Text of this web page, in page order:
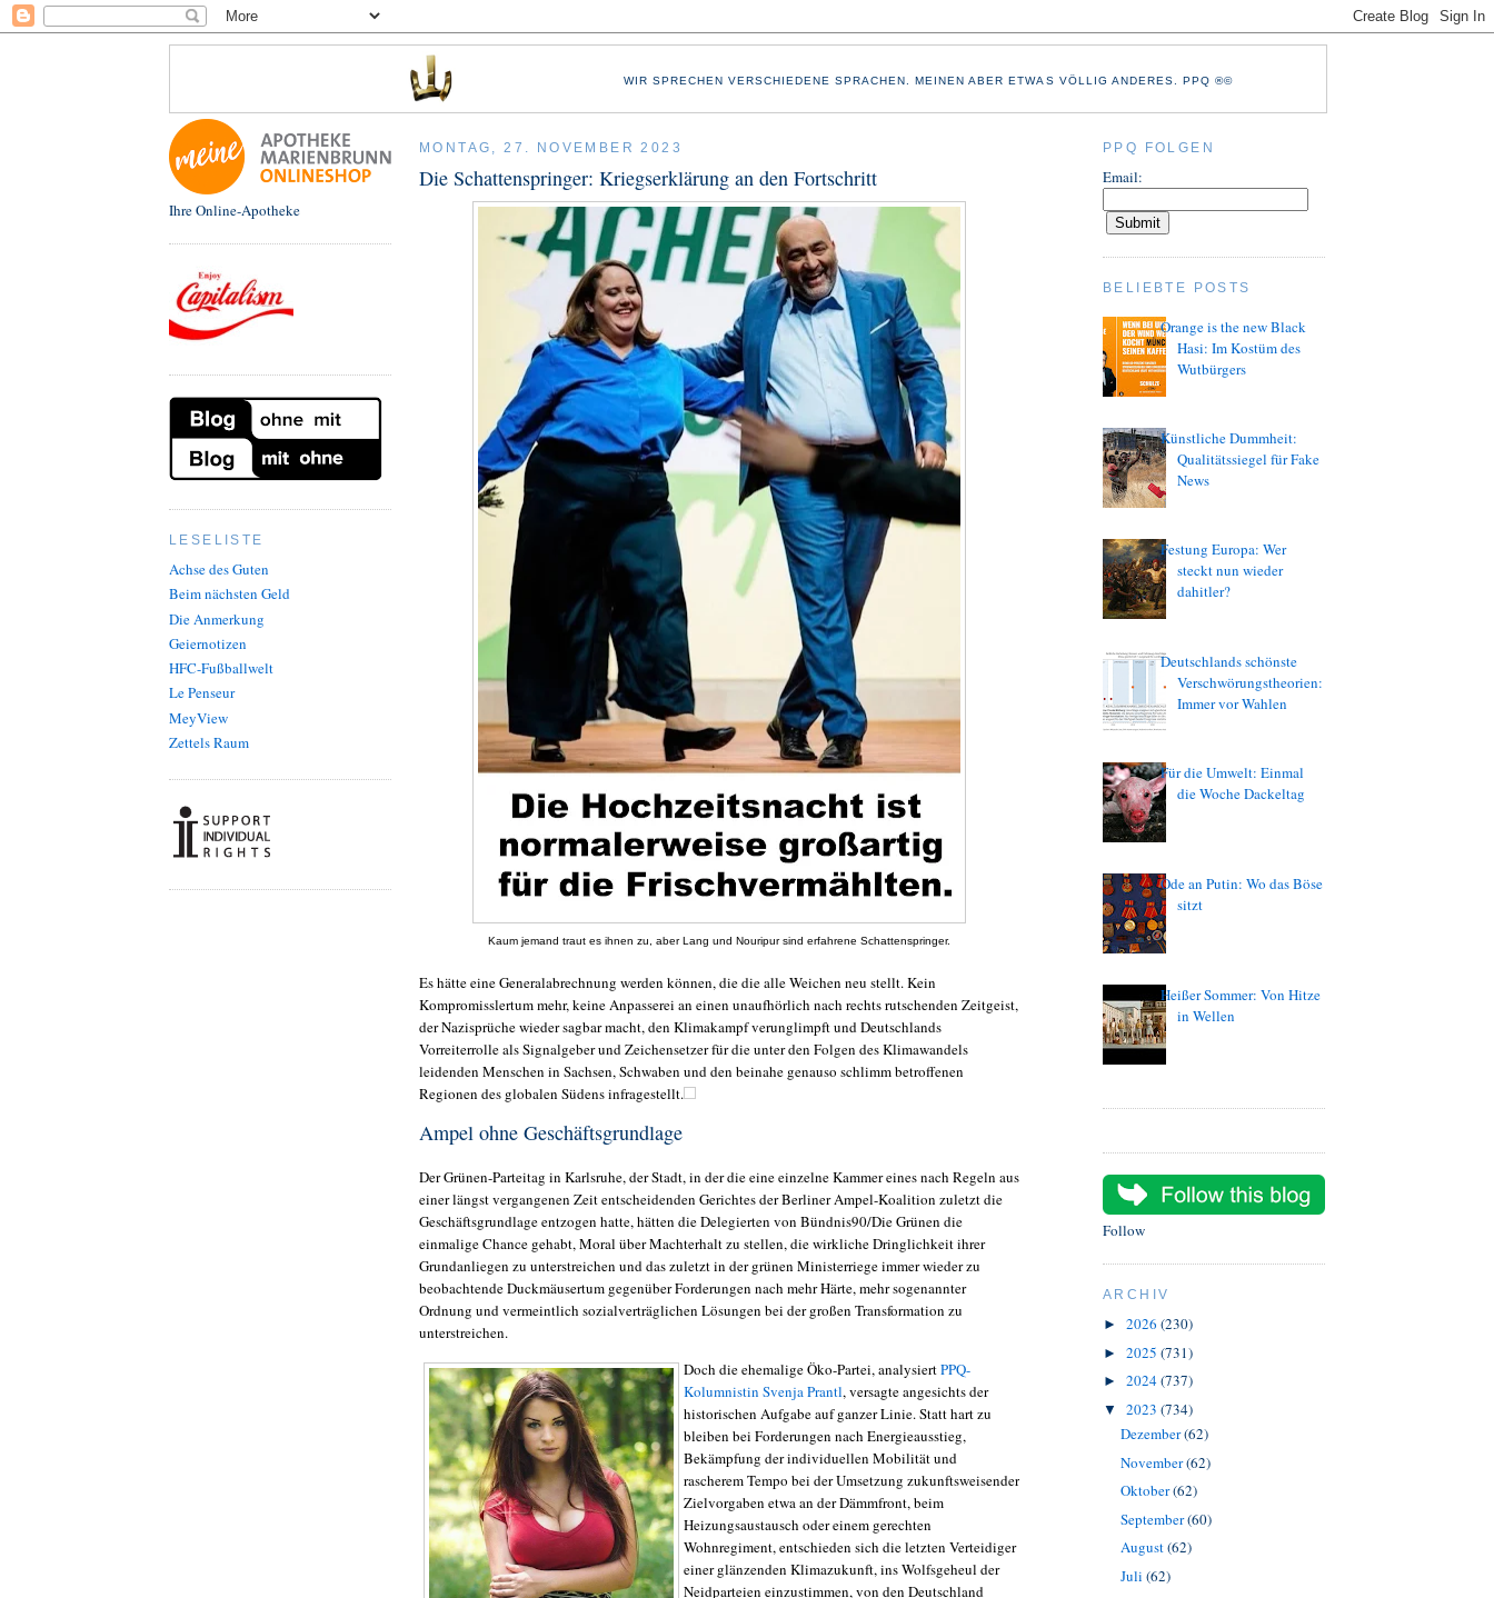
WIR SPRECHEN VERSCHIEDENE SPRACHEN. MEINEN ABER ETWAS VÖLLIG ANDERES. PPQ ®©
Ihre Online-Apotheke
LESELISTE
Achse des Guten
Beim nächsten Geld
Die Anmerkung
Geiernotizen
HFC-Fußballwelt
Le Penseur
MeyView
Zettels Raum
MONTAG, 27. NOVEMBER 2023
Die Schattenspringer: Kriegserklärung an den Fortschritt
Kaum jemand traut es ihnen zu, aber Lang und Nouripur sind erfahrene Schattenspringer.
Es hätte eine Generalabrechnung werden können, die die alle Weichen neu stellt. Kein
Kompromisslertum mehr, keine Anpasserei an einen unaufhörlich nach rechts rutschenden Zeitgeist,
der Nazisprüche wieder sagbar macht, den Klimakampf verunglimpft und Deutschlands
Vorreiterrolle als Signalgeber und Zeichensetzer für die unter den Folgen des Klimawandels
leidenden Menschen in Sachsen, Schwaben und den beinahe genauso schlimm betroffenen
Regionen des globalen Südens infragestellt.
Ampel ohne Geschäftsgrundlage
Der Grünen-Parteitag in Karlsruhe, der Stadt, in der die eine einzelne Kammer eines nach Regeln aus
einer längst vergangenen Zeit entscheidenden Gerichtes der Berliner Ampel-Koalition zuletzt die
Geschäftsgrundlage entzogen hatte, hätten die Delegierten von Bündnis90/Die Grünen die
einmalige Chance gehabt, Moral über Machterhalt zu stellen, die wirkliche Dringlichkeit ihrer
Grundanliegen zu unterstreichen und das zuletzt in der grünen Ministerriege immer wieder zu
beobachtende Duckmäusertum gegenüber Forderungen nach mehr Härte, mehr sogenannter
Ordnung und vermeintlich sozialverträglichen Lösungen bei der großen Transformation zu
unterstreichen.
Doch die ehemalige Öko-Partei, analysiertPPQ-
Kolumnistin Svenja Prantl, versagte angesichts der
historischen Aufgabe auf ganzer Linie. Statt hart zu
bleiben bei Forderungen nach Energieausstieg,
Bekämpfung der individuellen Mobilität und
rascherem Tempo bei der Umsetzung zukunftsweisender
Zielvorgaben etwa an der Dämmfront, beim
Heizungsaustausch oder einem gerechten
Wohnregiment, entschieden sich die letzten Verteidiger
einer glänzenden Klimazukunft, ins Wolfsgeheul der
Neidparteien einzustimmen, von den Deutschland
PPQ FOLGEN
Email:
BELIEBTE POSTS
Orange is the new Black
Hasi: Im Kostüm des
Wutbürgers
Künstliche Dummheit:
Qualitätssiegel für Fake
News
Festung Europa: Wer
steckt nun wieder
dahitler?
Deutschlands schönste
Verschwörungstheorien:
Immer vor Wahlen
Für die Umwelt: Einmal
die Woche Dackeltag
Ode an Putin: Wo das Böse
sitzt
Heißer Sommer: Von Hitze
in Wellen
Follow
ARCHIV
► 2026 (230)
► 2025 (731)
► 2024(737)
▼ 2023 (734)
Dezember(62)
November(62)
Oktober(62)
September(60)
August(62)
Juli (62)